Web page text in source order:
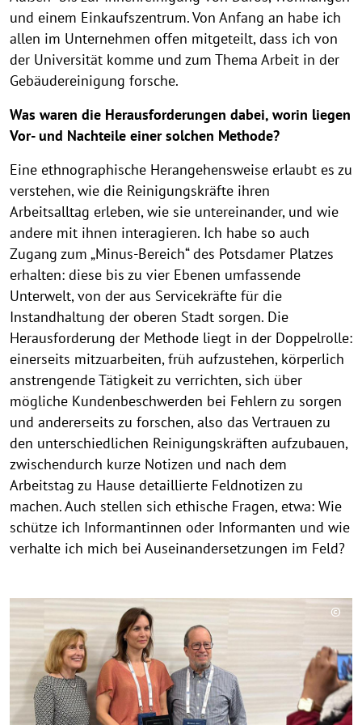
und einem Einkaufszentrum. Von Anfang an habe ich
allen im Unternehmen offen mitgeteilt, dass ich von
der Universität komme und zum Thema Arbeit in der
Gebäudereinigung forsche.
Was waren die Herausforderungen dabei, worin liegen
Vor- und Nachteile einer solchen Methode?
Eine ethnographische Herangehensweise erlaubt es zu
verstehen, wie die Reinigungskräfte ihren
Arbeitsalltag erleben, wie sie untereinander, und wie
andere mit ihnen interagieren. Ich habe so auch
Zugang zum „Minus-Bereich“ des Potsdamer Platzes
erhalten: diese bis zu vier Ebenen umfassende
Unterwelt, von der aus Servicekräfte für die
Instandhaltung der oberen Stadt sorgen. Die
Herausforderung der Methode liegt in der Doppelrolle:
einerseits mitzuarbeiten, früh aufzustehen, körperlich
anstrengende Tätigkeit zu verrichten, sich über
mögliche Kundenbeschwerden bei Fehlern zu sorgen
und andererseits zu forschen, also das Vertrauen zu
den unterschiedlichen Reinigungskräften aufzubauen,
zwischendurch kurze Notizen und nach dem
Arbeitstag zu Hause detaillierte Feldnotizen zu
machen. Auch stellen sich ethische Fragen, etwa: Wie
schütze ich Informantinnen oder Informanten und wie
verhalte ich mich bei Auseinandersetzungen im Feld?
©
o
p
y
r